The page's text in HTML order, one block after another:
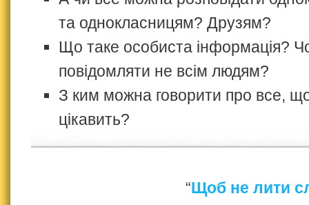
та однокласницям? Друзям?
Що таке особиста інформація?
повідомляти не всім людям?
З ким можна говорити про все,
цікавить?
“Щоб не лити